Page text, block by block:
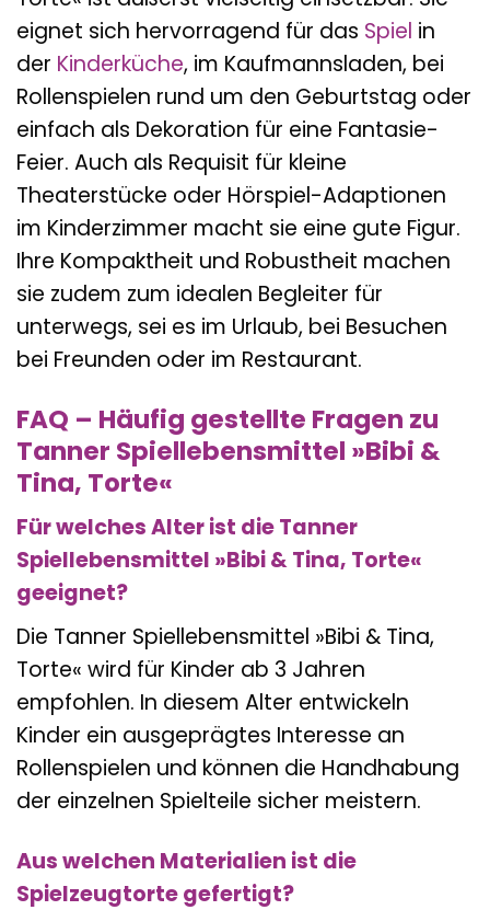
eignet sich hervorragend für das Spiel in
der Kinderküche, im Kaufmannsladen, bei
Rollenspielen rund um den Geburtstag oder
einfach als Dekoration für eine Fantasie-
Feier. Auch als Requisit für kleine
Theaterstücke oder Hörspiel-Adaptionen
im Kinderzimmer macht sie eine gute Figur.
Ihre Kompaktheit und Robustheit machen
sie zudem zum idealen Begleiter für
unterwegs, sei es im Urlaub, bei Besuchen
bei Freunden oder im Restaurant.
FAQ – Häufig gestellte Fragen zu
Tanner Spiellebensmittel »Bibi &
Tina, Torte«
Für welches Alter ist die Tanner
Spiellebensmittel »Bibi & Tina, Torte«
geeignet?
Die Tanner Spiellebensmittel »Bibi & Tina,
Torte« wird für Kinder ab 3 Jahren
empfohlen. In diesem Alter entwickeln
Kinder ein ausgeprägtes Interesse an
Rollenspielen und können die Handhabung
der einzelnen Spielteile sicher meistern.
Aus welchen Materialien ist die
Spielzeugtorte gefertigt?